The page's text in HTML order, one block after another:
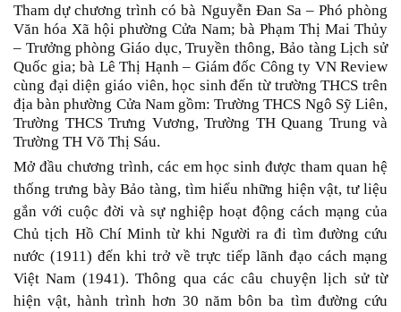
Tham dự chương trình có bà Nguyễn Đan Sa – Phó phòng
Văn hóa Xã hội phường Cửa Nam; bà Phạm Thị Mai Thủy
– Trưởng phòng Giáo dục, Truyền thông, Bảo tàng Lịch sử
Quốc gia; bà Lê Thị Hạnh – Giám đốc Công ty VN Review
cùng đại diện giáo viên, học sinh đến từ trường THCS trên
địa bàn phường Cửa Nam gồm: Trường THCS Ngô Sỹ Liên,
Trường THCS Trưng Vương, Trường TH Quang Trung và
Trường TH Võ Thị Sáu.
Mở đầu chương trình, các em học sinh được tham quan hệ
thống trưng bày Bảo tàng, tìm hiểu những hiện vật, tư liệu
gắn với cuộc đời và sự nghiệp hoạt động cách mạng của
Chủ tịch Hồ Chí Minh từ khi Người ra đi tìm đường cứu
nước (1911) đến khi trở về trực tiếp lãnh đạo cách mạng
Việt Nam (1941). Thông qua các câu chuyện lịch sử từ
hiện vật, hành trình hơn 30 năm bôn ba tìm đường cứu